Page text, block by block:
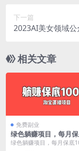
下一篇
2023AI美女领域
相关文章
免费副业
绿色躺赚项目，每月保
元，稍微努努力就4天
绿色躺赚项目，每月保底